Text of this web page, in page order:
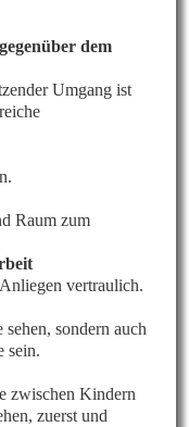
dem
Umgang ist
Raum zum
vertraulich.
sondern auch
sein.
zwischen Kindern
zuerst und